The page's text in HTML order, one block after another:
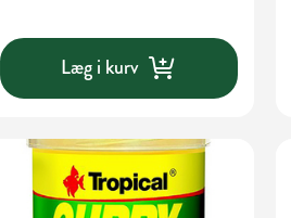
Læg i kurv